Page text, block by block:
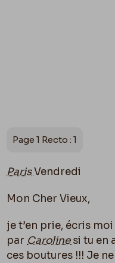
Page 1 Recto : 1
ParisVendredi
Mon Cher Vieux,
je t’en prie, écris
par Carolinesi tu en
ces boutures !!! Je